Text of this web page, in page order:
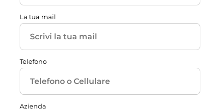
La tua mail
Telefono
Azienda